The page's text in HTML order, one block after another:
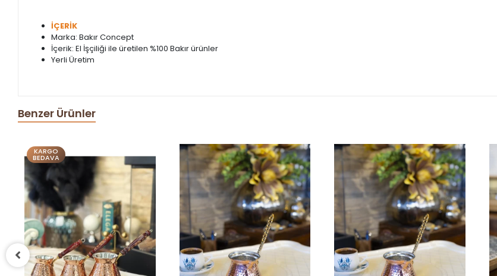
İÇERİK
Marka: Bakır Concept
İçerik: El İşçiliği ile üretilen %100 Bakır ürünler
Yerli Üretim
Benzer Ürünler